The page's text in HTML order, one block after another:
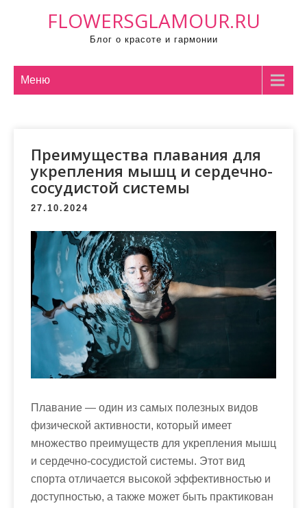
FLOWERSGLAMOUR.RU
Блог о красоте и гармонии
Меню
Преимущества плавания для
укрепления мышц и сердечно-
сосудистой системы
27.10.2024
Плавание — один из самых полезных видов
физической активности, который имеет
множество преимуществ для укрепления мышц
и сердечно-сосудистой системы. Этот вид
спорта отличается высокой эффективностью и
доступностью, а также может быть практикован